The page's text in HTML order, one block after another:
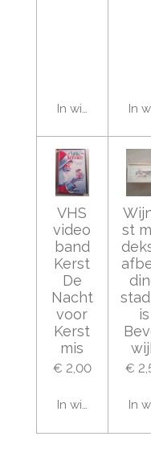
In winkelwagen
In
VHS
video
band
Kerst
De
Nacht
voor
Kerst
mis
€ 2,00
In winkelwagen
st
is
€
In